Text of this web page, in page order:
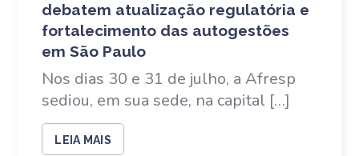
debatem atualização regulatória e
fortalecimento das autogestões
em São Paulo
Nos dias 30 e 31 de julho, a Afresp
sediou, em sua sede, na capital […]
LEIA MAIS